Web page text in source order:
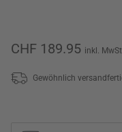
CHF 189.95 inkl.
Gewöhnlich